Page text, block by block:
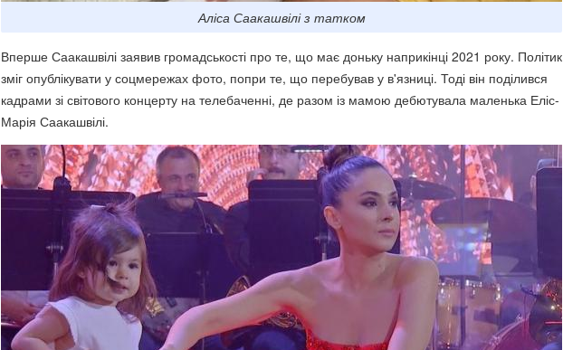
Аліса Саакашвілі з татком
Вперше Саакашвілі заявив громадськості про те, що має доньку наприкінці 2021 року. Політик
зміг опублікувати у соцмережах фото, попри те, що перебував у в'язниці. Тоді він поділився
кадрами зі світового концерту на телебаченні, де разом із мамою дебютувала маленька Еліс-
Марія Саакашвілі.